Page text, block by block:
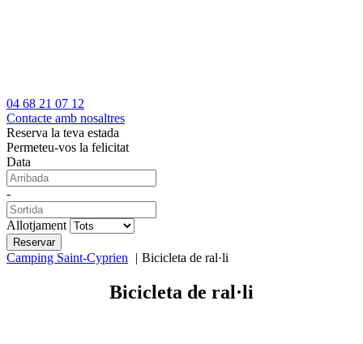
04 68 21 07 12
Contacte amb nosaltres
Reserva la teva estada
Permeteu-vos la felicitat
Data
-
Allotjament
Camping Saint-Cyprien Bicicleta de ral·li
Bicicleta de ral·li